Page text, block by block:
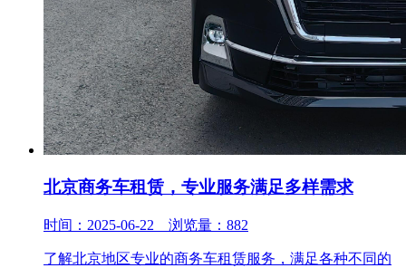
北京商务车租赁，专业服务满足多样需求
时间：2025-06-22 浏览量：882
了解北京地区专业的商务车租赁服务，满足各种不同的